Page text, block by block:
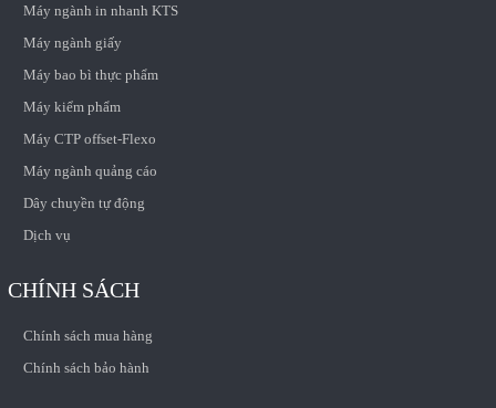
Máy ngành in nhanh KTS
Máy ngành giấy
Máy bao bì thực phẩm
Máy kiểm phẩm
Máy CTP offset-Flexo
Máy ngành quảng cáo
Dây chuyền tự động
Dịch vụ
CHÍNH SÁCH
Chính sách mua hàng
Chính sách bảo hành